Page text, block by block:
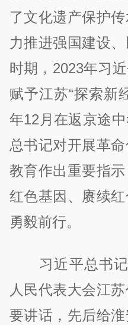
了文化遗产保护
力推进强国建设
时期，2023年习
赋予江苏“探索新
年12月在返京途
总书记对开展革
教育作出重要指
红色基因、赓续红
勇毅前行。
习近平总书记
人民代表大会江
要讲话，先后给